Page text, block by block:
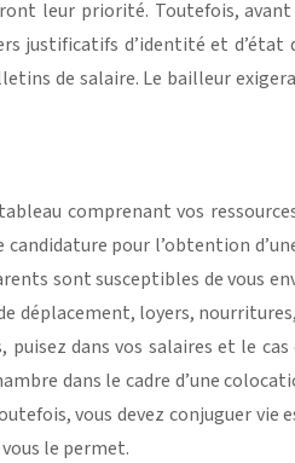
leur priorité. Toutefois,
justificatifs d’identité et d’état
de salaire. Le bailleur
comprenant vos
pour l’obtention
sont susceptibles de vous
déplacement, loyers,
dans vos salaires et le cas
dans le cadre d’une
vous devez conjuguer vie
le permet.